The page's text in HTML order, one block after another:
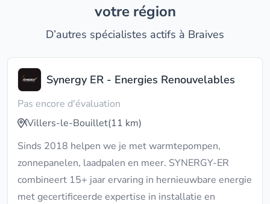
votre région
D’autres spécialistes actifs à Braives
Synergy ER - Energies Renouvelables
Pas encore d'évaluation
Villers-le-Bouillet(11 km)
Sinds 2018 helpen we je met warmtepompen,
zonnepanelen, laadpalen en meer. SYNERGY-ER
combineert 15+ jaar ervaring in hernieuwbare energie
met gecertificeerde expertise in installatie en